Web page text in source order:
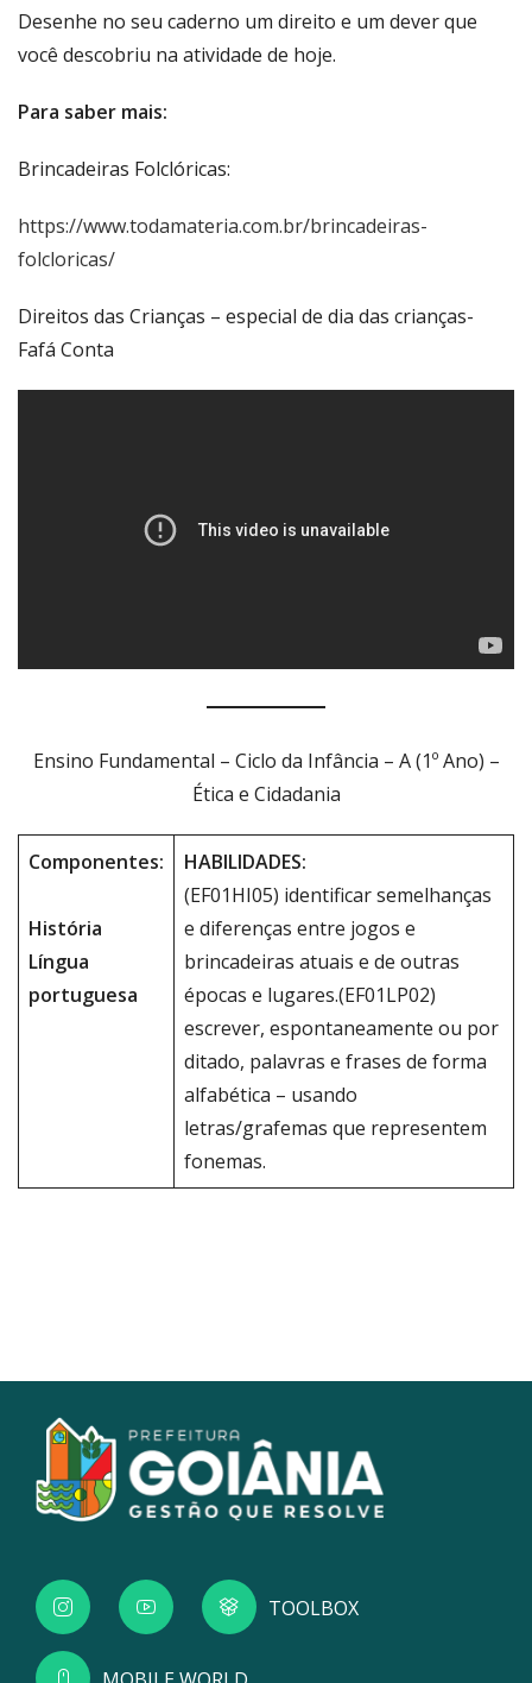
Desenhe no seu caderno um direito e um dever que
você descobriu na atividade de hoje.
Para saber mais:
Brincadeiras Folclóricas:
https://www.todamateria.com.br/brincadeiras-
folcloricas/
Direitos das Crianças – especial de dia das crianças-
Fafá Conta
Ensino Fundamental – Ciclo da Infância – A (1º Ano) –
Ética e Cidadania
Componentes:
História
Língua
portuguesa
HABILIDADES:
(EF01HI05) identificar semelhanças
e diferenças entre jogos e
brincadeiras atuais e de outras
épocas e lugares.(EF01LP02)
escrever, espontaneamente ou por
ditado, palavras e frases de forma
alfabética – usando
letras/grafemas que representem
fonemas.
TOOLBOX